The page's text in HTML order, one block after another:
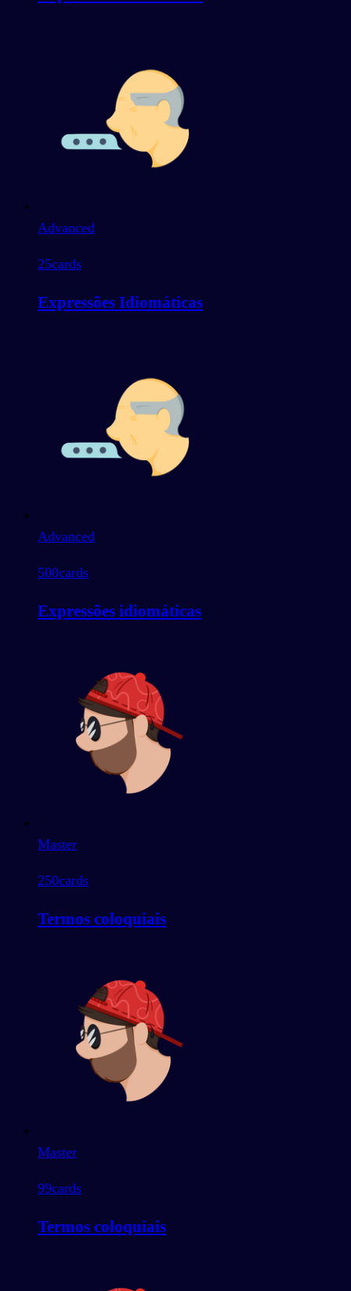
Advanced
25cards
Expressões Idiomáticas
Advanced
500cards
Expressões idiomáticas
Master
250cards
Termos coloquiais
Master
99cards
Termos coloquiais